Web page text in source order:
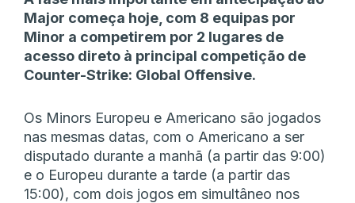
Major começa hoje, com 8 equipas por
Minor a competirem por 2 lugares de
acesso direto à principal competição de
Counter-Strike: Global Offensive.
Os Minors Europeu e Americano são jogados
nas mesmas datas, com o Americano a ser
disputado durante a manhã (a partir das 9:00)
e o Europeu durante a tarde (a partir das
15:00), com dois jogos em simultâneo nos